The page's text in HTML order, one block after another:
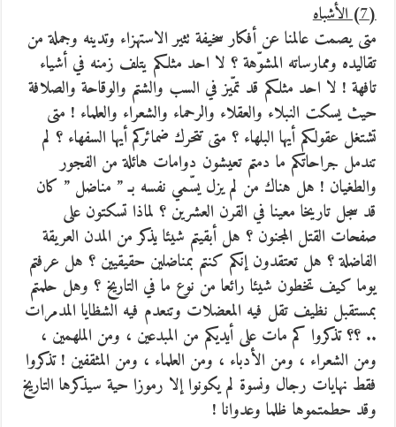
(7) الأشباه
متى يصمت عالمنا عن أفكار سخيفة تثير الاستهزاء وتدينه وجملة من
تقاليده وممارساته المشوّهة ؟ لا احد مثلكم يتلف زمنه في أشياء
تافهة ! لا احد مثلكم قد تمّيز في السب والشتم والوقاحة والصلافة
حيث يسكت النبلاء والعقلاء والرحماء والشعراء والعلماء ! متى
تشتغل عقولكم أيها البلهاء ؟ متى تتحرك ضمائركم أيها السفهاء ؟ لم
تندمل جراحاتكم ما دمتم تعيشون دوامات هائلة من الفجور
والطغيان ! هل هناك من لم يزل يسّمي نفسه بـ ” مناضل ” كان
قد سجل تاريخا معينا في القرن العشرين ؟ لماذا تسكتون على
صفحات القتل المجنون ؟ هل أبقيتم شيئا يذكر من المدن العريقة
الفاضلة ؟ هل تعتقدون إنكم كنتم بمناضلين حقيقيين ؟ هل عرفتم
يوما كيف تخطون شيئا رائعا من نوع ما في التاريخ ؟ وهل حلمتم
بمستقبل نظيف تقل فيه المعضلات وتنعدم فيه الشظايا المدمرات
.. ؟؟ تذكروا كم مات على أيديكم من المبدعين ، ومن الملهمين ،
ومن الشعراء ، ومن الأدباء ، ومن العلماء ، ومن المثقفين ! تذكروا
فقط نهايات رجال ونسوة لم يكونوا إلا رموزا حية سيذكرها التاريخ
وقد حطمتموها ظلما وعدوانا !